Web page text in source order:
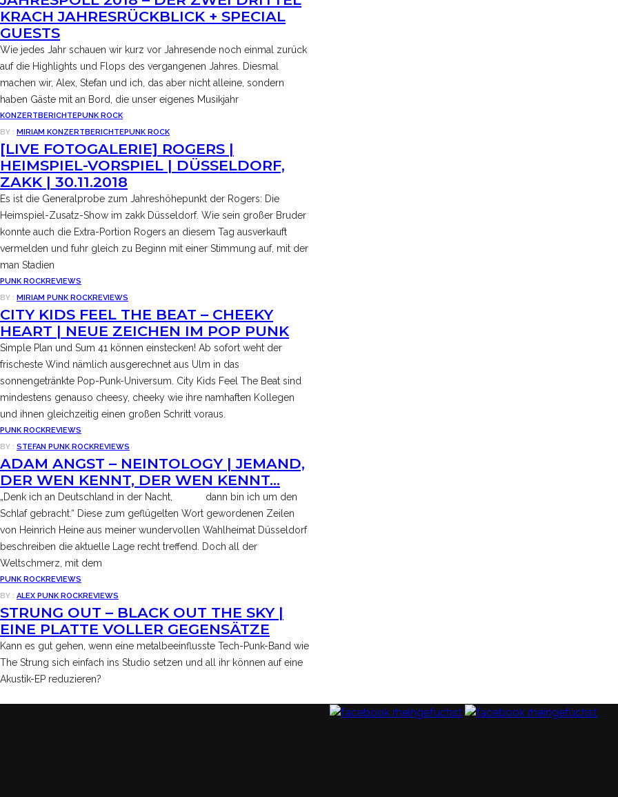
KRACH JAHRESRÜCKBLICK + SPECIAL
GUESTS
Wie jedes Jahr schauen wir kurz vor Jahresende noch einmal zurück
auf die Highlights und Flops des vergangenen Jahres. Diesmal
machen wir, Alex, Stefan und ich, das aber nicht alleine, sondern
haben Gäste mit an Bord, die unser eigenes Musikjahr
KONZERTBERICHTEPUNK ROCK
BY : MIRIAM KONZERTBERICHTEPUNK ROCK
[LIVE FOTOGALERIE] ROGERS |
HEIMSPIEL-VORSPIEL | DÜSSELDORF,
ZAKK | 30.11.2018
Es ist die Generalprobe zum Jahreshöhepunkt der Rogers: Die
Heimspiel-Zusatz-Show im zakk Düsseldorf. Wie sein großer Bruder
konnte auch die Extra-Portion Rogers an diesem Tag ausverkauft
vermelden und fuhr gleich zu Beginn mit einer Stimmung auf, mit der
man Stadien
PUNK ROCKREVIEWS
BY : MIRIAM PUNK ROCKREVIEWS
CITY KIDS FEEL THE BEAT – CHEEKY
HEART | NEUE ZEICHEN IM POP PUNK
Simple Plan und Sum 41 können einstecken! Ab sofort weht der
frischeste Wind nämlich ausgerechnet aus Ulm in das
sonnengetränkte Pop-Punk-Universum. City Kids Feel The Beat sind
mindestens genauso cheesy, cheeky wie ihre namhaften Kollegen
und ihnen gleichzeitig einen großen Schritt voraus.
PUNK ROCKREVIEWS
BY : STEFAN PUNK ROCKREVIEWS
ADAM ANGST – NEINTOLOGY | JEMAND,
DER WEN KENNT, DER WEN KENNT…
„Denk ich an Deutschland in der Nacht, dann bin ich um den
Schlaf gebracht.“ Diese zum geflügelten Wort gewordenen Zeilen
von Heinrich Heine aus meiner wundervollen Wahlheimat Düsseldorf
beschreiben die aktuelle Lage recht treffend. Doch all der
Weltschmerz, mit dem
PUNK ROCKREVIEWS
BY : ALEX PUNK ROCKREVIEWS
STRUNG OUT – BLACK OUT THE SKY |
EINE PLATTE VOLLER GEGENSÄTZE
Kann es gut gehen, wenn eine metalbeeinflusste Tech-Punk-Band wie
The Strung sich einfach ins Studio setzen und all ihr können auf eine
Akustik-EP reduzieren?